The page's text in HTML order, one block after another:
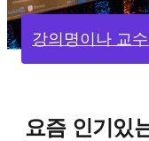
강의명이나 교
요즘 인기있